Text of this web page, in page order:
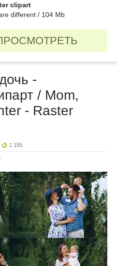
clipart
different / 104 Mb
-
/ Mom,
- Raster
1 155